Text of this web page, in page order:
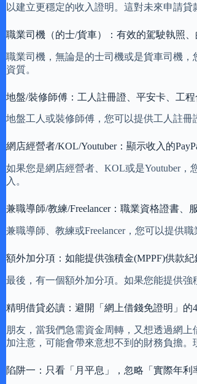
以建立更穩定的收入證明。這對未來申請貸
職業司機（的士/貨車）：有效的駕駛執照
職業司機，無論是的士司機或是貨車司機
資質。
地盤/裝修師傅：工人註冊證、平安卡、工
地盤工人或裝修師傅，您可以提供工人註
網店經營者/KOL/Youtuber：顯示收入的
如果您是網店經營者、KOL或是Youtuber，
入。
兼職導師/教練/Freelancer：職業資格證書
兼職導師、教練或Freelancer，您可以提供
額外加分項：如能提供強積金(MPPF)供款
最後，有一個額外加分項。如果您能提供強
精明借貸必讀：避開「網上借錢免證明」的
朋友，當我們急需資金周轉，又想透過網
加注意，可能會帶來意想不到的財務負擔
陷阱一：只看「月平息」，忽略「實際年利